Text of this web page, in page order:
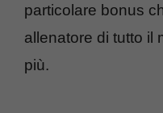
particolare bonus
allenatore di tutto il
più.